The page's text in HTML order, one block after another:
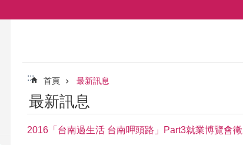
::: 首頁 最新訊息
最新訊息
2016「台南過生活 台南呷頭路」Part3就業博覽會